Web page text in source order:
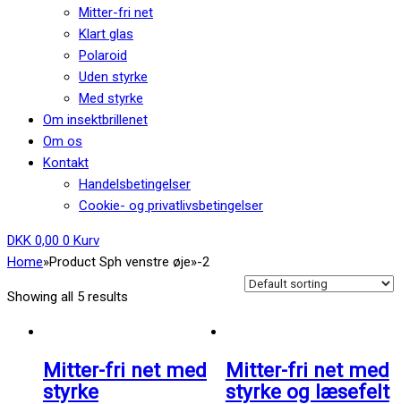
Mitter-fri net
Klart glas
Polaroid
Uden styrke
Med styrke
Om insektbrillenet
Om os
Kontakt
Handelsbetingelser
Cookie- og privatlivsbetingelser
DKK 0,00 0 Kurv
Home»Product Sph venstre øje»-2
Showing all 5 results
Mitter-fri net med
styrke
Mitter-fri net med
styrke og læsefelt